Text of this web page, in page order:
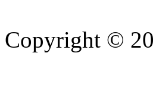
Copyright ©